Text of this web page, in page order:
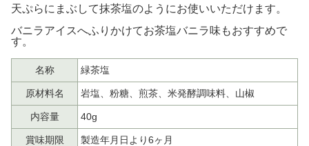
天ぷらにまぶして抹茶塩のようにお使いいただけます。
バニラアイスへふりかけてお茶塩バニラ味もおすすめで
す。
名称 緑茶塩
原材料名 岩塩、粉糖、煎茶、米発酵調味料、山椒
内容量 40g
賞味期限 製造年月日より6ヶ月